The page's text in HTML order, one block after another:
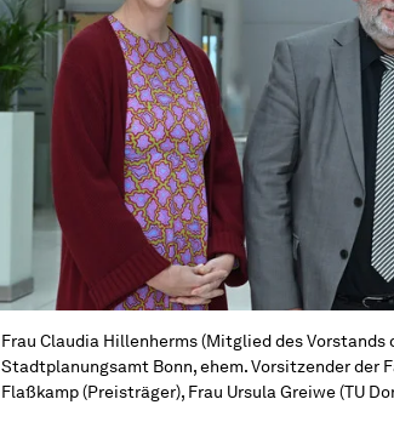
Frau Claudia Hillenherms (Mitglied des Vorstands
Stadtplanungsamt Bonn, ehem. Vorsitzender der
Flaßkamp (Preisträger), Frau Ursula Greiwe (TU